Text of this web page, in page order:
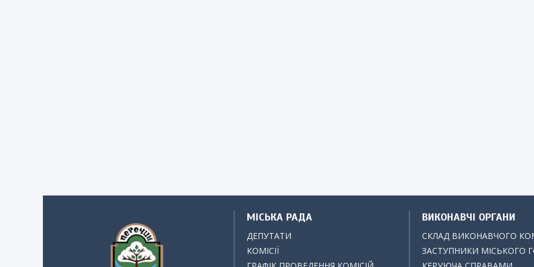
МІСЬКА РАДА
ДЕПУТАТИ
КОМІСІЇ
ВИКОНАВЧІ ОРГАНИ
СКЛАД ВИКОНАВЧОГО
ЗАСТУПНИКИ МІСЬКОГО